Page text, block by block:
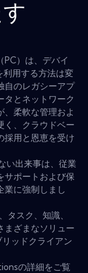
PC）は、デバイ
利用する方法は変
自のレガシーアプ
タとネットワーク
、柔軟な管理およ
く、クラウドベー
採用と恩恵を受け
い出来事は、従業
サポートおよび保
業に強制しまし
タスク、知識、
まざまなソリュー
ッドクライアン
の詳細をご覧